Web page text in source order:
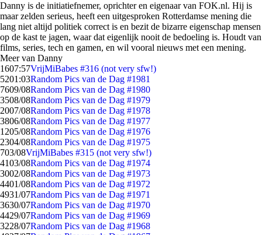
Danny is de initiatiefnemer, oprichter en eigenaar van FOK.nl. Hij is
maar zelden serieus, heeft een uitgesproken Rotterdamse mening die
lang niet altijd politiek correct is en bezit de bizarre eigenschap mensen
op de kast te jagen, waar dat eigenlijk nooit de bedoeling is. Houdt van
films, series, tech en gamen, en wil vooral nieuws met een mening.
Meer van Danny
1607:57VrijMiBabes #316 (not very sfw!)
5201:03Random Pics van de Dag #1981
7609/08Random Pics van de Dag #1980
3508/08Random Pics van de Dag #1979
2007/08Random Pics van de Dag #1978
3806/08Random Pics van de Dag #1977
1205/08Random Pics van de Dag #1976
2304/08Random Pics van de Dag #1975
703/08VrijMiBabes #315 (not very sfw!)
4103/08Random Pics van de Dag #1974
3002/08Random Pics van de Dag #1973
4401/08Random Pics van de Dag #1972
4931/07Random Pics van de Dag #1971
3630/07Random Pics van de Dag #1970
4429/07Random Pics van de Dag #1969
3228/07Random Pics van de Dag #1968